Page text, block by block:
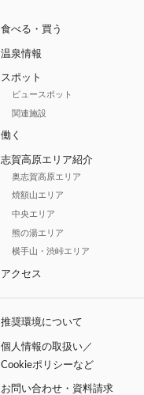
食べる・買う
温泉情報
スポット
ビュースポット
関連施設
働く
志賀高原エリア紹介
奥志賀高原エリア
焼額山エリア
中央エリア
熊の湯エリア
横手山・渋峠エリア
アクセス
推奨環境について
個人情報の取扱い／
Cookieポリシーなど
お問い合わせ・資料請求